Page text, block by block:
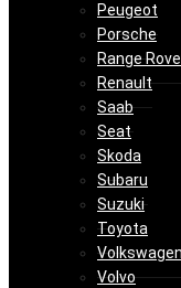
Peugeot
Porsche
Range
Renault
Saab
Seat
Skoda
Subaru
Suzuki
Toyota
Volkswagen
Volvo